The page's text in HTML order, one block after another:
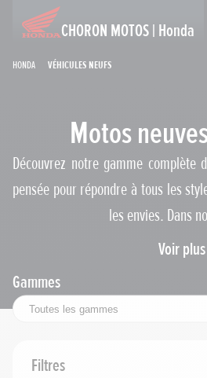
CHORON MOTOS | Honda
Honda Véhicules neufs
Motos
Découvrez notre gamme complète
pensée pour répondre à tous les
les envies. Dans
Voir plus
Gammes
Filtres
Permis requis